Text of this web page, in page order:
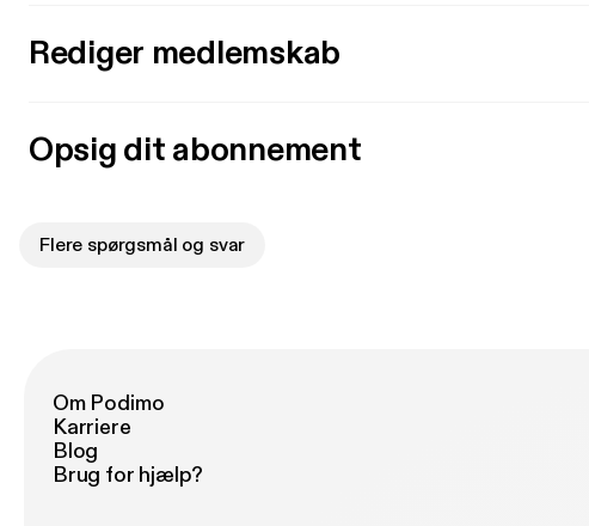
Rediger medlemskab
Opsig dit abonnement
Flere spørgsmål og svar
Om Podimo
Karriere
Blog
Brug for hjælp?